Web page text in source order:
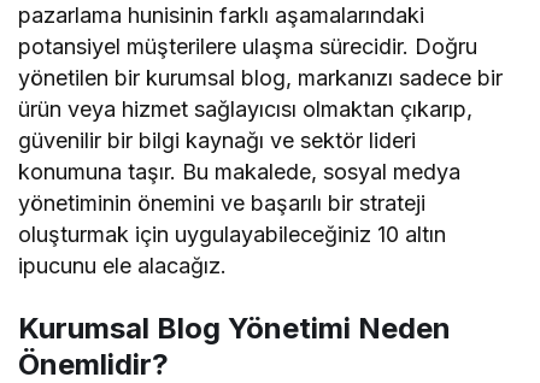
pazarlama hunisinin farklı aşamalarındaki
potansiyel müşterilere ulaşma sürecidir. Doğru
yönetilen bir kurumsal blog, markanızı sadece bir
ürün veya hizmet sağlayıcısı olmaktan çıkarıp,
güvenilir bir bilgi kaynağı ve sektör lideri
konumuna taşır. Bu makalede, sosyal medya
yönetiminin önemini ve başarılı bir strateji
oluşturmak için uygulayabileceğiniz 10 altın
ipucunu ele alacağız.
Kurumsal Blog Yönetimi Neden
Önemlidir?